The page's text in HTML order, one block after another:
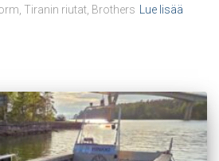
Tiranin riutat, Brothers Lue lisää